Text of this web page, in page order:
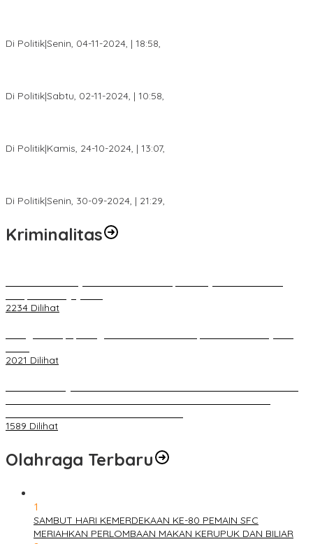
Di Politik|Senin, 04-11-2024, | 18:58,
Di Politik|Sabtu, 02-11-2024, | 10:58,
Di Politik|Kamis, 24-10-2024, | 13:07,
Di Politik|Senin, 30-09-2024, | 21:29,
Kriminalitas
2234 Dilihat
2021 Dilihat
1589 Dilihat
Olahraga Terbaru
1
SAMBUT HARI KEMERDEKAAN KE-80 PEMAIN SFC
MERIAHKAN PERLOMBAAN MAKAN KERUPUK DAN BILIAR